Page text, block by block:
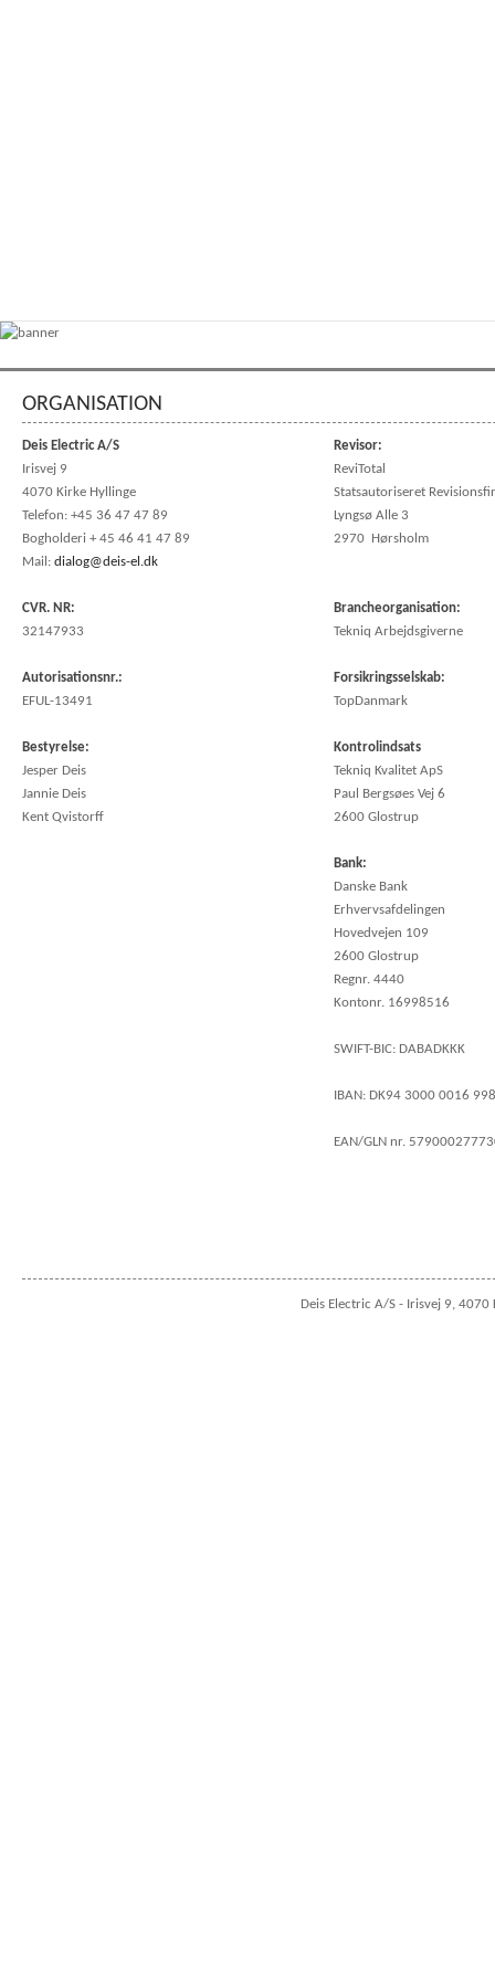
ORGANISATION
Deis Electric A/S
Irisvej 9
4070 Kirke Hyllinge
Telefon: +45 36 47 47 89
Bogholderi + 45 46 41 47 89
Mail: dialog@deis-el.dk
Revisor:
ReviTotal
Statsautoriseret
Lyngsø Alle 3
2970 Hørsholm
CVR. NR:
32147933
Brancheorganisation:
Tekniq Arbejdsgiverne
Autorisationsnr.:
EFUL-13491
Forsikringsselskab:
TopDanmark
Bestyrelse:
Jesper Deis
Jannie Deis
Kent Qvistorff
Kontrolindsats
Tekniq Kvalitet ApS
Paul Bergsøes Vej 6
2600 Glostrup
Bank:
Danske Bank
Erhvervsafdelingen
Hovedvejen 109
2600 Glostrup
Regnr. 4440
Kontonr. 16998516
SWIFT-BIC: DABADKKK
IBAN: DK94 3000 0016
EAN/GLN nr.
EFUL-
Deis Electric A/S - Irisvej 9,